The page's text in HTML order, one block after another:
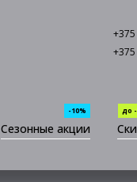
Сезонные акции
-10% до